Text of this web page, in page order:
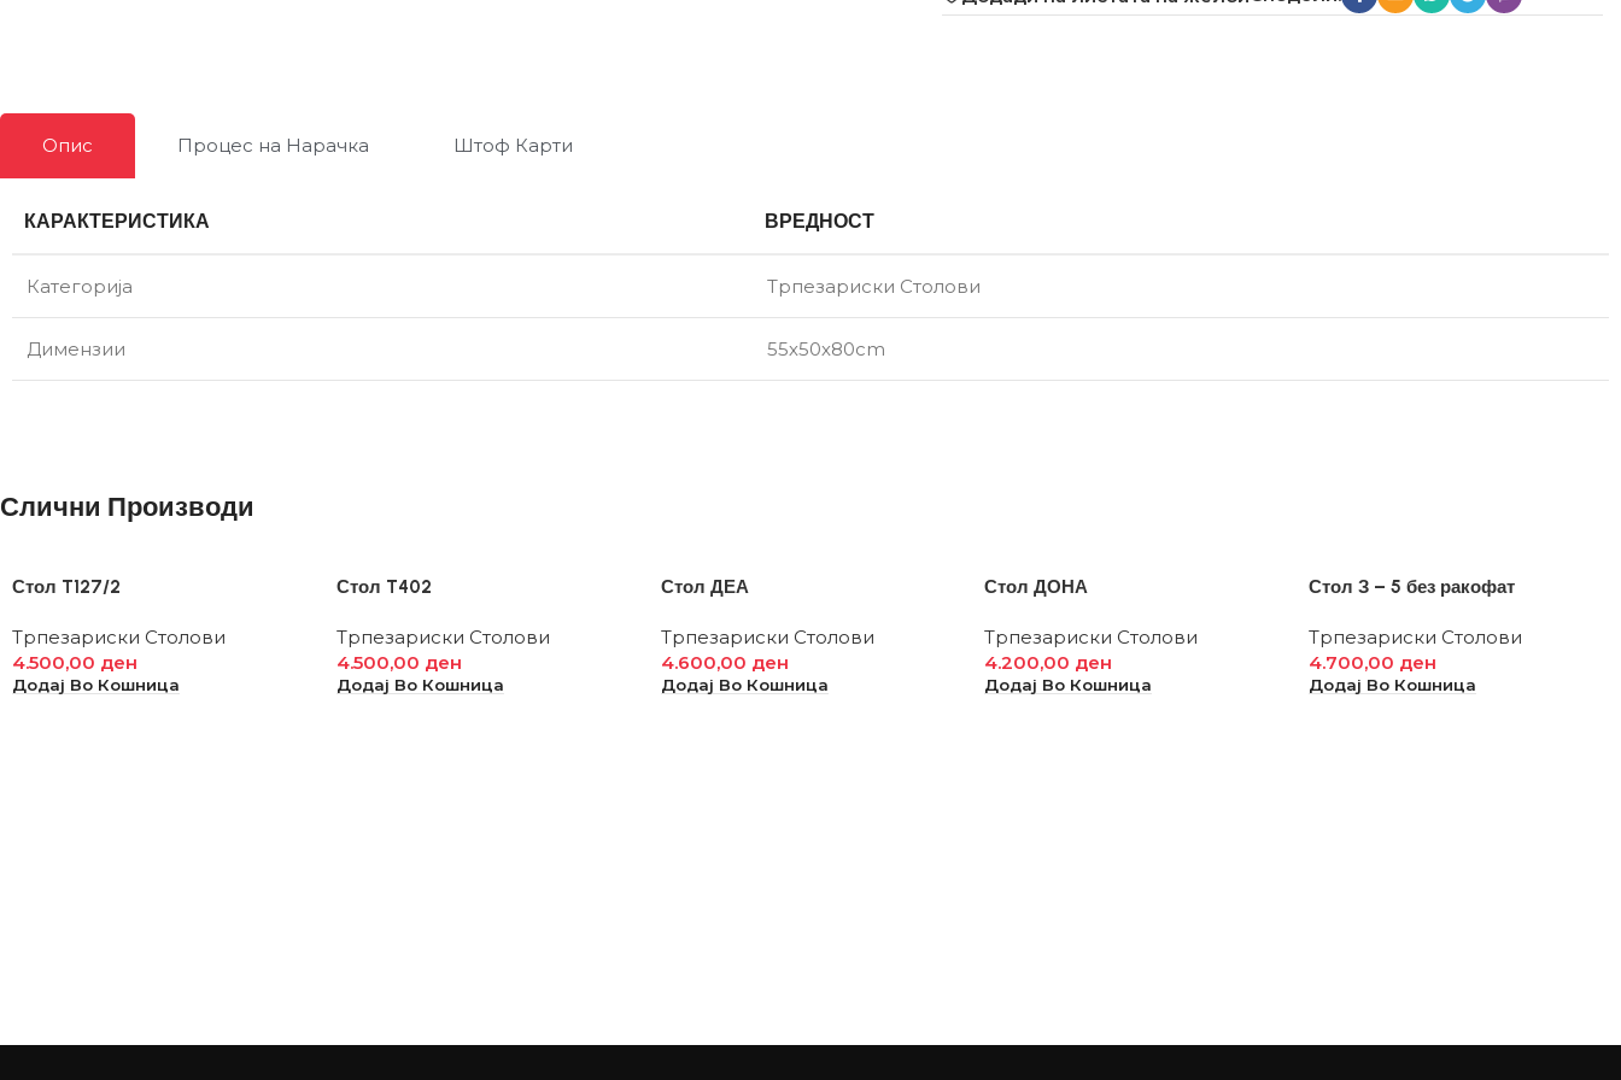
Опис Процес на Нарачка Штоф Карти
КАРАКТЕРИСТИКА ВРЕДНОСТ
Категорија Трпезариски Столови
Димензии 55х50х80cm
Слични Производи
Стол T127/2
Трпезариски Столови
4.500,00 ден
Додај Во Кошница
Стол T402
Трпезариски Столови
4.500,00 ден
Додај Во Кошница
Стол ДЕА
Трпезариски Столови
4.600,00 ден
Додај Во Кошница
Стол ДОНА
Трпезариски Столови
4.200,00 ден
Додај Во Кошница
Стол З – 5 без ракофат
Трпезариски Столови
4.700,00 ден
Додај Во Кошница